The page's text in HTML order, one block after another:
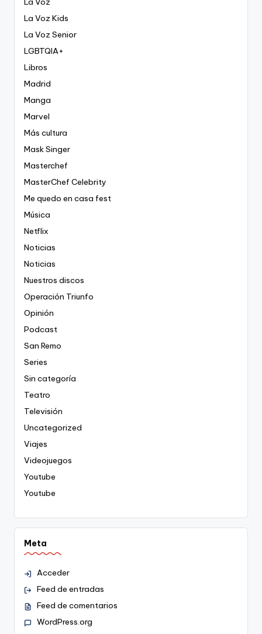
La Voz Kids
La Voz Senior
LGBTQIA+
Libros
Madrid
Manga
Marvel
Más cultura
Mask Singer
Masterchef
MasterChef Celebrity
Me quedo en casa fest
Música
Netflix
Noticias
Noticias
Nuestros discos
Operación Triunfo
Opinión
Podcast
San Remo
Series
Sin categoría
Teatro
Televisión
Uncategorized
Viajes
Videojuegos
Youtube
Youtube
Meta
Acceder
Feed de entradas
Feed de comentarios
WordPress.org